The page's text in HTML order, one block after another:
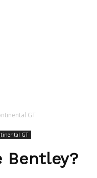
GT
GT
Bentley?